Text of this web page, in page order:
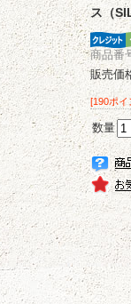
ス（
商品番
販売価
[190ポ
数量